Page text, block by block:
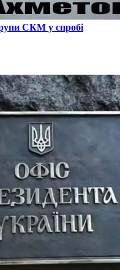
СКМ у спробі